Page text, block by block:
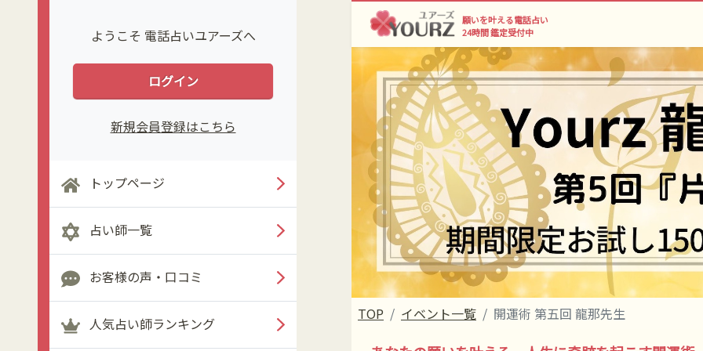
ようこそ 電話占いユアーズへ
ログイン
新規会員登録はこちら
トップページ
占い師一覧
お客様の声・口コミ
人気占い師ランキング
願いを叶える電話占い
24時間 鑑定受付中
TOP イベント一覧 開運術 第五回 龍那先生